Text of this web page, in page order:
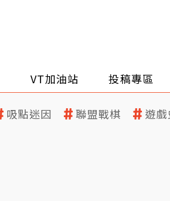
VT加油站 投稿專區
吸點迷因 聯盟戰棋 遊